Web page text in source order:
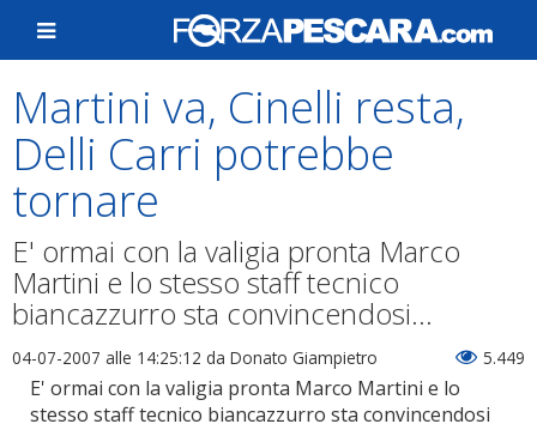
Martini va, Cinelli resta,
Delli Carri potrebbe
tornare
E' ormai con la valigia pronta Marco
Martini e lo stesso staff tecnico
biancazzurro sta convincendosi...
04-07-2007 alle 14:25:12 da Donato Giampietro 5.449
E' ormai con la valigia pronta Marco Martini e lo
stesso staff tecnico biancazzurro sta convincendosi